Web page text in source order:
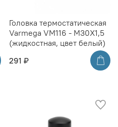
Головка термостатическая
Varmega VM116 - M30X1,5
(жидкостная, цвет белый)
291 ₽